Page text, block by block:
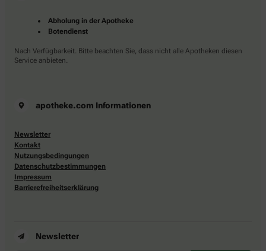
Abholung in der Apotheke
Botendienst
Nach Verfügbarkeit. Bitte beachten Sie, dass nicht alle Apotheken diesen
Service anbieten.
apotheke.com Informationen
Newsletter
Kontakt
Nutzungsbedingungen
Datenschutzbestimmungen
Impressum
Barrierefreiheitserklärung
Newsletter